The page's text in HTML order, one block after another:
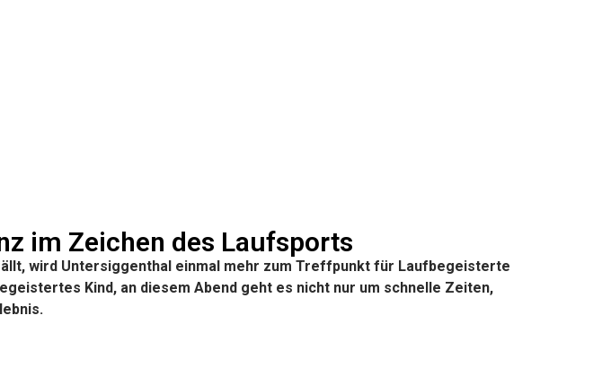
im Zeichen des Laufsports
wird Untersiggenthal einmal mehr zum Treffpunkt für Laufbegeisterte
Kind, an diesem Abend geht es nicht nur um schnelle Zeiten,